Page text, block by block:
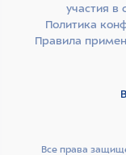
Все права
участия в
Политика
Правила